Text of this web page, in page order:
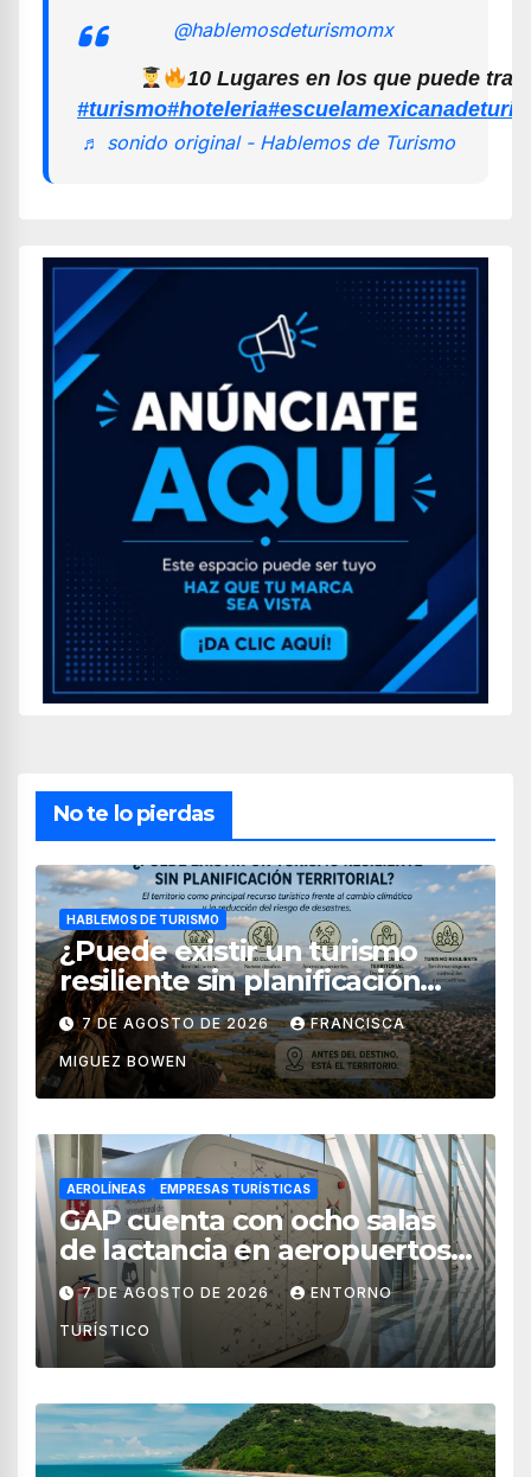
@hablemosdeturismomx
10 Lugares en los que puede
#turismo#hoteleria
♬ sonido original - Hablemos de Turismo
No te lo pierdas
HABLEMOS DE TURISMO
¿Puede existir un turismo
resiliente sin planificación
territorial?
7 DE AGOSTO DE 2026 FRANCISCA
MIGUEZ BOWEN
AEROLÍNEAS EMPRESAS TURÍSTICAS
GAP cuenta con ocho salas
de lactancia en aeropuertos
de México
7 DE AGOSTO DE 2026 ENTORNO
TURÍSTICO